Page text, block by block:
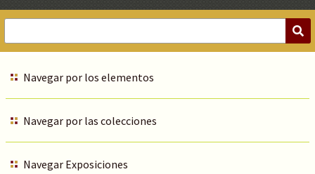
Navegar por los elementos
Navegar por las colecciones
Navegar Exposiciones